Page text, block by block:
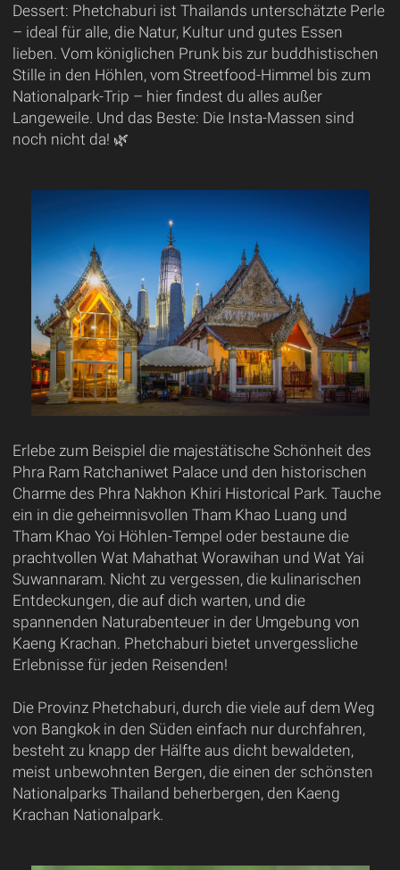
Dessert: Phetchaburi ist Thailands unterschätzte Perle
– ideal für alle, die Natur, Kultur und gutes Essen
lieben. Vom königlichen Prunk bis zur buddhistischen
Stille in den Höhlen, vom Streetfood-Himmel bis zum
Nationalpark-Trip – hier findest du alles außer
Langeweile. Und das Beste: Die Insta-Massen sind
noch nicht da! 🌿
Erlebe zum Beispiel die majestätische Schönheit des
Phra Ram Ratchaniwet Palace und den historischen
Charme des Phra Nakhon Khiri Historical Park. Tauche
ein in die geheimnisvollen Tham Khao Luang und
Tham Khao Yoi Höhlen-Tempel oder bestaune die
prachtvollen Wat Mahathat Worawihan und Wat Yai
Suwannaram. Nicht zu vergessen, die kulinarischen
Entdeckungen, die auf dich warten, und die
spannenden Naturabenteuer in der Umgebung von
Kaeng Krachan. Phetchaburi bietet unvergessliche
Erlebnisse für jeden Reisenden!
Die Provinz Phetchaburi, durch die viele auf dem Weg
von Bangkok in den Süden einfach nur durchfahren,
besteht zu knapp der Hälfte aus dicht bewaldeten,
meist unbewohnten Bergen, die einen der schönsten
Nationalparks Thailand beherbergen, den Kaeng
Krachan Nationalpark.